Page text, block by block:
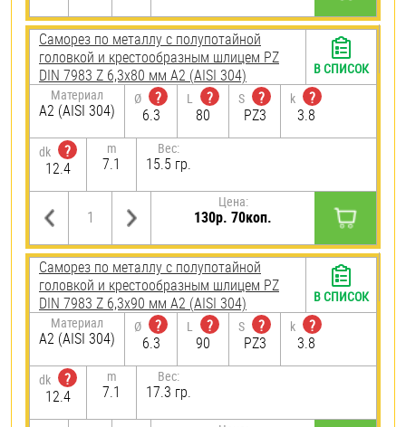
Саморез по металлу с полупотайной
головкой и крестообразным шлицем PZ
DIN 7983 Z 6,3х80 мм А2 (AISI 304)
Материал
А2 (AISI 304)
Ø
?
6.3
L
?
80
S
?
PZ3
k
?
3.8
dk
?
12.4
m
7.1
Вес:
15.5 гр.
Цена:
130р. 70коп.
В СПИСОК
Саморез по металлу с полупотайной
головкой и крестообразным шлицем PZ
DIN 7983 Z 6,3х90 мм А2 (AISI 304)
Материал
А2 (AISI 304)
Ø
?
6.3
L
?
90
S
?
PZ3
k
?
3.8
dk
?
12.4
m
7.1
Вес:
17.3 гр.
В СПИСОК